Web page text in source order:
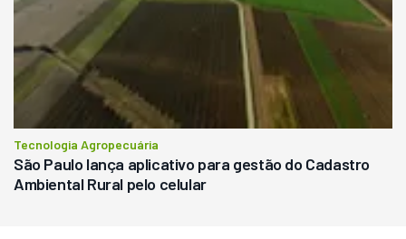
Tecnologia Agropecuária
São Paulo lança aplicativo para gestão do Cadastro
Ambiental Rural pelo celular